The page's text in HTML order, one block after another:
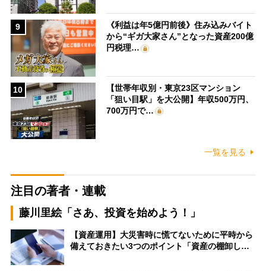
9
《利益は年5億円前後》住み込みバイト
から“ギガ大家さん”となった資産200億
円税理…
10
【世帯年収別・東京23区マンション
「狙い目駅」を大公開】年収500万円、
700万円で…
一覧を見る
注目の著者・連載
藤川里絵「さあ、投資を始めよう！」
【資産運用】大災害時に慌てないために平時から
備えておきたい3つのポイント「資産の棚卸し…